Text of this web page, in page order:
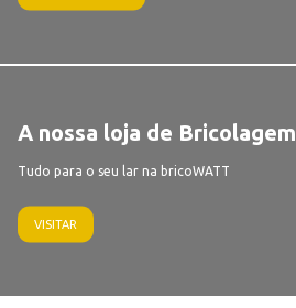
A nossa loja de Bricolagem
Tudo para o seu lar na bricoWATT
VISITAR